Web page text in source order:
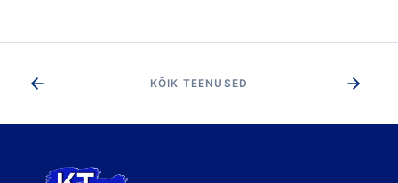
KÕIK TEENUSED